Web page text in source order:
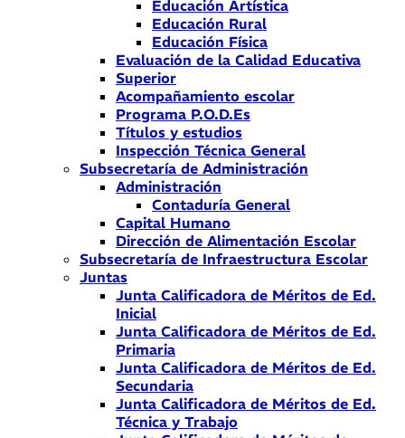
Educación Artística
Educación Rural
Educación Física
Evaluación de la Calidad Educativa
Superior
Acompañamiento escolar
Programa P.O.D.Es
Títulos y estudios
Inspección Técnica General
Subsecretaría de Administración
Administración
Contaduría General
Capital Humano
Dirección de Alimentación Escolar
Subsecretaría de Infraestructura Escolar
Juntas
Junta Calificadora de Méritos de Ed.
Inicial
Junta Calificadora de Méritos de Ed.
Primaria
Junta Calificadora de Méritos de Ed.
Secundaria
Junta Calificadora de Méritos de Ed.
Técnica y Trabajo